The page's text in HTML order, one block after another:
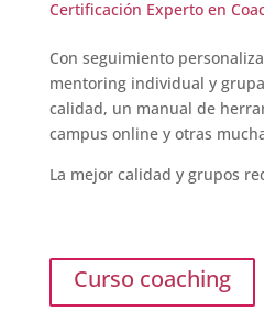
Certificación Experto en
Con seguimiento
mentoring individual y
calidad, un manual de
campus online y otras
La mejor calidad y grupos
Curso coaching